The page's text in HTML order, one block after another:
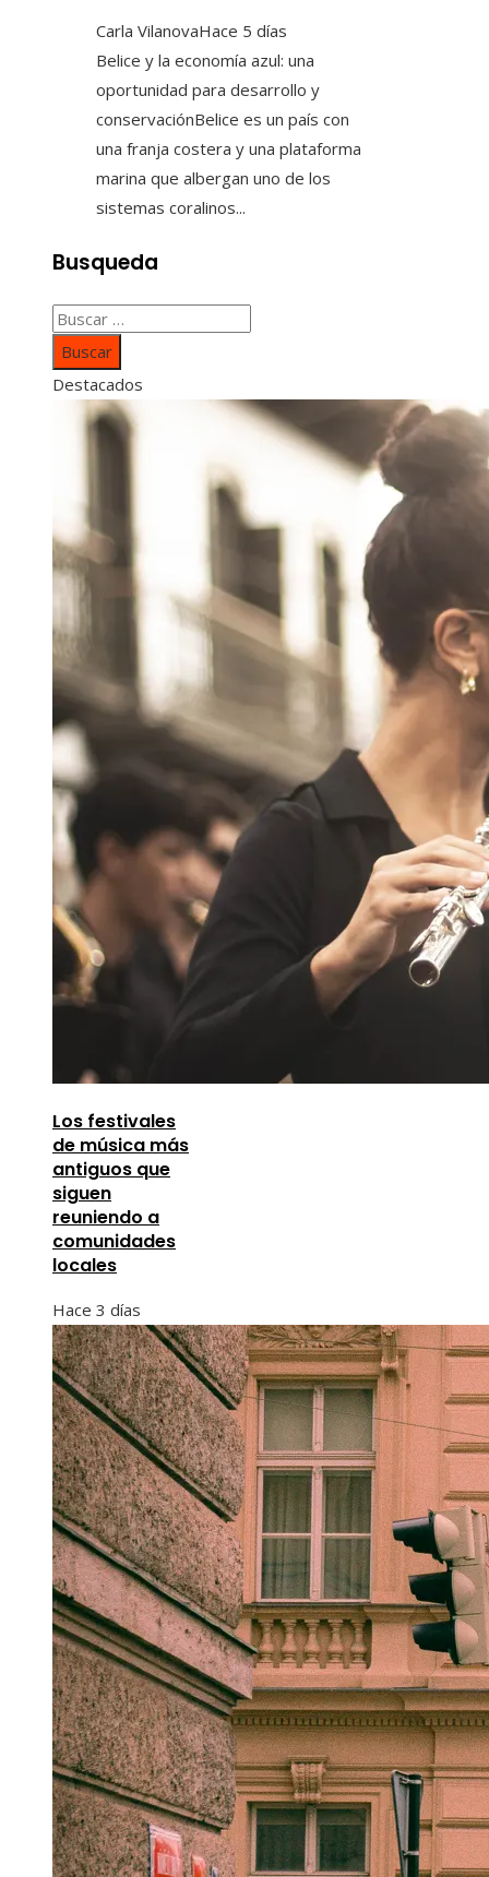
Carla VilanovaHace 5 días
Belice y la economía azul: una
oportunidad para desarrollo y
conservaciónBelice es un país con
una franja costera y una plataforma
marina que albergan uno de los
sistemas coralinos...
Busqueda
Buscar:
Destacados
Los festivales
de música más
antiguos que
siguen
reuniendo a
comunidades
locales
Hace 3 días